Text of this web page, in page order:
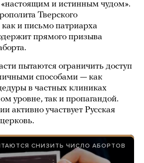
и истинным чудом».
Тверского
и письмо патриарха
прямого призыва
пытаются ограничить доступ
способами — как
в частных клиниках
уровне, так и пропагандой.
активно участвует Русская
СНИЗИТЬ ЧИСЛО АБОРТОВ